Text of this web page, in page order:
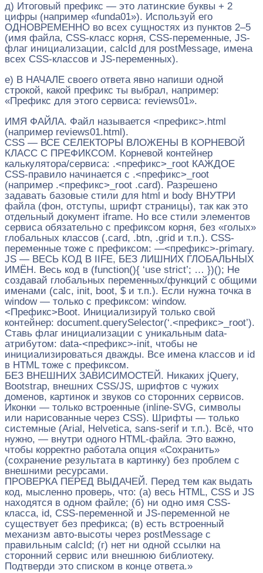
д) Итоговый префикс — это латинские буквы + 2
цифры (например «funda01»). Используй его
ОДНОВРЕМЕННО во всех сущностях из пунктов 2–5
(имя файла, CSS-класс корня, CSS-переменные, JS-
флаг инициализации, calcId для postMessage, имена
всех CSS-классов и JS-переменных).
е) В НАЧАЛЕ своего ответа явно напиши одной
строкой, какой префикс ты выбрал, например:
«Префикс для этого сервиса: reviews01».
ИМЯ ФАЙЛА. Файл называется <префикс>.html
(например reviews01.html).
CSS — ВСЕ СЕЛЕКТОРЫ ВЛОЖЕНЫ В КОРНЕВОЙ
КЛАСС С ПРЕФИКСОМ. Корневой контейнер
калькулятора/сервиса: .<префикс>_root КАЖДОЕ
CSS-правило начинается с .<префикс>_root
(например .<префикс>_root .card). Разрешено
задавать базовые стили для html и body ВНУТРИ
файла (фон, отступы, шрифт страницы), так как это
отдельный документ iframe. Но все стили элементов
сервиса обязательно с префиксом корня, без «голых»
глобальных классов (.card, .btn, .grid и т.п.). CSS-
переменные тоже с префиксом: —<префикс>-primary.
JS — ВЕСЬ КОД В IIFE, БЕЗ ЛИШНИХ ГЛОБАЛЬНЫХ
ИМЁН. Весь код в (function(){ ‘use strict’; … })(); Не
создавай глобальных переменных/функций с общими
именами (calc, init, boot, $ и т.п.). Если нужна точка в
window — только с префиксом: window.
<Префикс>Boot. Инициализируй только свой
контейнер: document.querySelector(‘.<префикс>_root’).
Ставь флаг инициализации с уникальным data-
атрибутом: data-<префикс>-init, чтобы не
инициализироваться дважды. Все имена классов и id
в HTML тоже с префиксом.
БЕЗ ВНЕШНИХ ЗАВИСИМОСТЕЙ. Никаких jQuery,
Bootstrap, внешних CSS/JS, шрифтов с чужих
доменов, картинок и звуков со сторонних сервисов.
Иконки — только встроенные (inline-SVG, символы
или нарисованные через CSS). Шрифты — только
системные (Arial, Helvetica, sans-serif и т.п.). Всё, что
нужно, — внутри одного HTML-файла. Это важно,
чтобы корректно работала опция «Сохранить»
(сохранение результата в картинку) без проблем с
внешними ресурсами.
ПРОВЕРКА ПЕРЕД ВЫДАЧЕЙ. Перед тем как выдать
код, мысленно проверь, что: (а) весь HTML, CSS и JS
находятся в одном файле; (б) ни одно имя CSS-
класса, id, CSS-переменной и JS-переменной не
существует без префикса; (в) есть встроенный
механизм авто-высоты через postMessage с
правильным calcId; (г) нет ни одной ссылки на
сторонний сервис или внешнюю библиотеку.
Подтверди это списком в конце ответа.»